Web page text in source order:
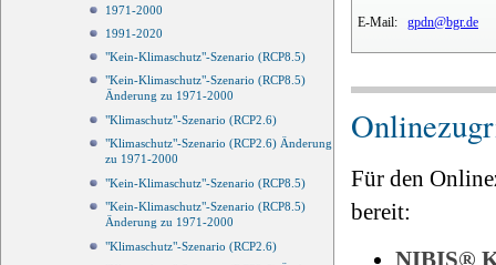
1971-2000
1991-2020
"Kein-Klimaschutz"-Szenario (RCP8.5)
"Kein-Klimaschutz"-Szenario (RCP8.5)
Änderung zu 1971-2000
"Klimaschutz"-Szenario (RCP2.6)
"Klimaschutz"-Szenario (RCP2.6) Änderung
zu 1971-2000
"Kein-Klimaschutz"-Szenario (RCP8.5)
"Kein-Klimaschutz"-Szenario (RCP8.5)
Änderung zu 1971-2000
"Klimaschutz"-Szenario (RCP2.6)
E-Mail: gpdn@bgr.de
Für den
bereit:
NIBIS®